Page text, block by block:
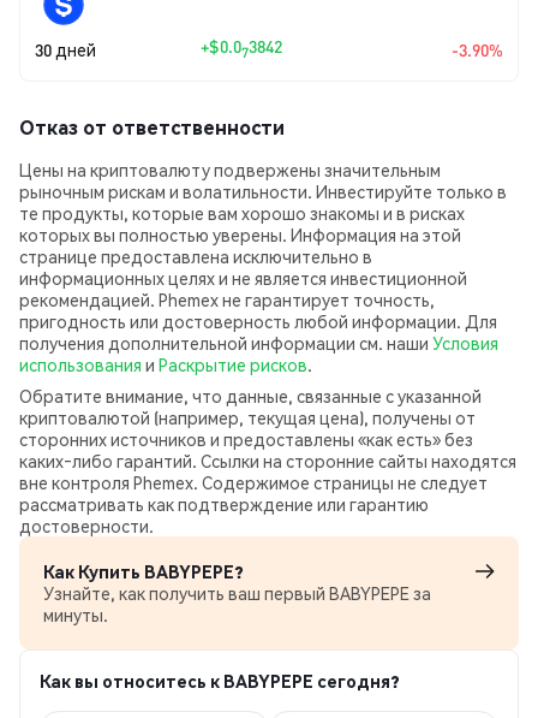
30 дней +$0.073842 -3.90%
Отказ от ответственности
Цены на криптовалюту подвержены значительным
рыночным рискам и волатильности. Инвестируйте только в
те продукты, которые вам хорошо знакомы и в рисках
которых вы полностью уверены. Информация на этой
странице предоставлена исключительно в
информационных целях и не является инвестиционной
рекомендацией. Phemex не гарантирует точность,
пригодность или достоверность любой информации. Для
получения дополнительной информации см. наши Условия
использования и Раскрытие рисков.
Обратите внимание, что данные, связанные с указанной
криптовалютой (например, текущая цена), получены от
сторонних источников и предоставлены «как есть» без
каких‑либо гарантий. Ссылки на сторонние сайты находятся
вне контроля Phemex. Содержимое страницы не следует
рассматривать как подтверждение или гарантию
достоверности.
Как Купить BABYPEPE?
Узнайте, как получить ваш первый BABYPEPE за
минуты.
Как вы относитесь к BABYPEPE сегодня?